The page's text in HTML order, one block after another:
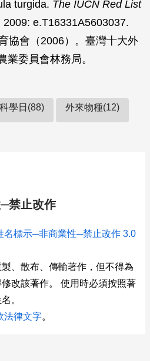
turgida. The IUCN Red List
2009: e.T16331A5603037.
協會（2006）。臺灣十大外
業委員會林務局。
學日(88) 外來物種(12)
禁止改作
名標示─非商業性─禁止改作 3.0
、散布、傳輸著作，但不得為
改該著作。 使用時必須按照著
。
法律文字。